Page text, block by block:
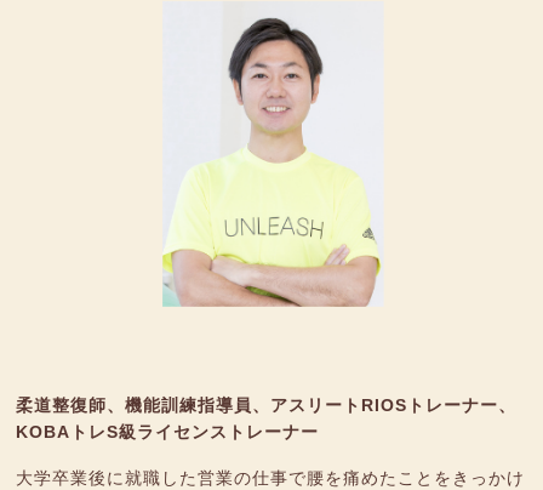
柔道整復師、機能訓練指導員、アスリートRIOSトレーナー、
KOBAトレS級ライセンストレーナー
大学卒業後に就職した営業の仕事で腰を痛めたことをきっかけ